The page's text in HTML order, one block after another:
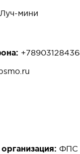
Луч-мини
ФПС